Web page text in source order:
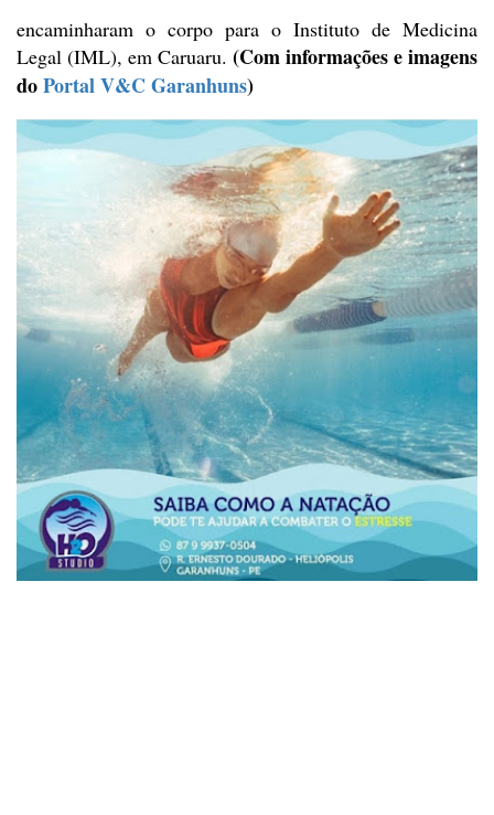
encaminharam o corpo para o Instituto de Medicina
Legal (IML), em Caruaru. (Com informações e imagens
doPortal V&C Garanhuns)